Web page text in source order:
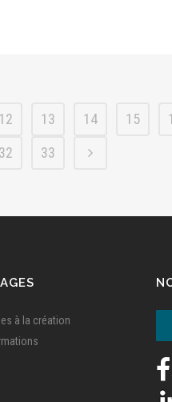
12 13 14 15
32 33
à la création